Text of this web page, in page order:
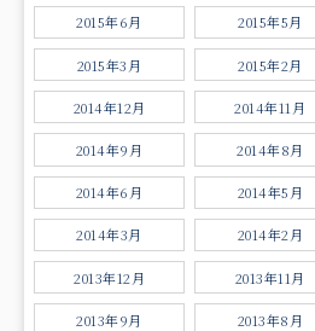
2015年6月 2015年5月
2015年3月 2015年2月
2014年12月 2014年11月
2014年9月 2014年8月
2014年6月 2014年5月
2014年3月 2014年2月
2013年12月 2013年11月
2013年9月 2013年8月